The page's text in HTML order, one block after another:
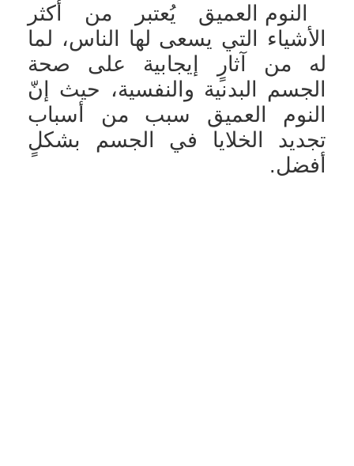
النوم العميق يُعتبر من أكثر
الأشياء التي يسعى لها الناس، لما
له من آثارٍ إيجابية على صحة
الجسم البدنية والنفسية، حيث إنّ
النوم العميق سبب من أسباب
تجديد الخلايا في الجسم بشكلٍ
أفضل.